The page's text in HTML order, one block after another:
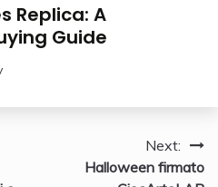
Replica: A
Guide
Next:
Halloween firmato